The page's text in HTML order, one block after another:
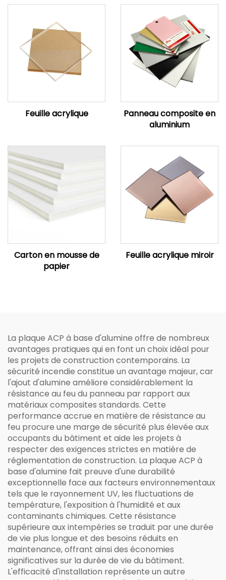
Feuille acrylique
Panneau composite en
aluminium
Carton en mousse de
papier
Feuille acrylique miroir
La plaque ACP à base d'alumine offre de nombreux
avantages pratiques qui en font un choix idéal pour
les projets de construction contemporains. La
sécurité incendie constitue un avantage majeur, car
l'ajout d'alumine améliore considérablement la
résistance au feu du panneau par rapport aux
matériaux composites standards. Cette
performance accrue en matière de résistance au
feu procure une marge de sécurité plus élevée aux
occupants du bâtiment et aide les projets à
respecter des exigences strictes en matière de
réglementation de construction. La plaque ACP à
base d'alumine fait preuve d'une durabilité
exceptionnelle face aux facteurs environnementaux
tels que le rayonnement UV, les fluctuations de
température, l'exposition à l'humidité et aux
contaminants chimiques. Cette résistance
supérieure aux intempéries se traduit par une durée
de vie plus longue et des besoins réduits en
maintenance, offrant ainsi des économies
significatives sur la durée de vie du bâtiment.
L'efficacité d'installation représente un autre